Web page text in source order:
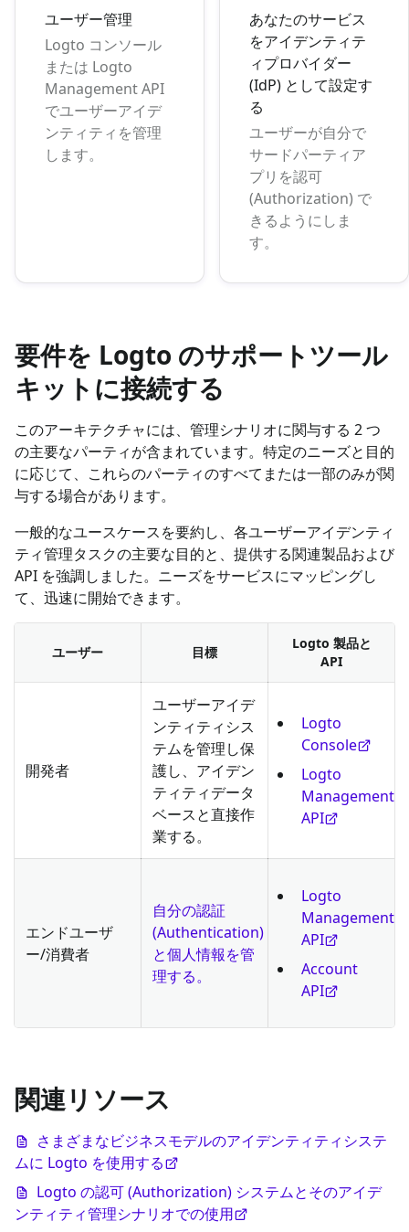
ユーザー管理
Logto コンソール
または Logto
Management API
でユーザーアイデ
ンティティを管理
します。
あなたのサービス
をアイデンティテ
ィプロバイダー
(IdP) として設定す
る
ユーザーが自分で
サードパーティア
プリを認可
(Authorization) で
きるようにしま
す。
要件を Logto のサポートツール
キットに接続する
このアーキテクチャには、管理シナリオに関与する 2 つ
の主要なパーティが含まれています。特定のニーズと目的
に応じて、これらのパーティのすべてまたは一部のみが関
与する場合があります。
一般的なユースケースを要約し、各ユーザーアイデンティ
ティ管理タスクの主要な目的と、提供する関連製品および
API を強調しました。ニーズをサービスにマッピングし
て、迅速に開始できます。
ユーザー 目標
Logto 製品と
API
開発者
ユーザーアイデ
ンティティシス
テムを管理し保
護し、アイデン
ティティデータ
ベースと直接作
業する。
Logto
Console
Logto
Management
API
エンドユーザ
ー/消費者
自分の認証
(Authentication)
と個人情報を管
理する。
Logto
Management
API
Account
API
関連リソース
さまざまなビジネスモデルのアイデンティティシステ
ムに Logto を使用する
Logto の認可 (Authorization) システムとそのアイデ
ンティティ管理シナリオでの使用